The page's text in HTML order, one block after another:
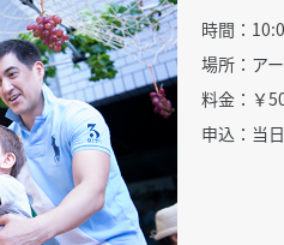
時間：
場所：ア
料金：￥
申込：当